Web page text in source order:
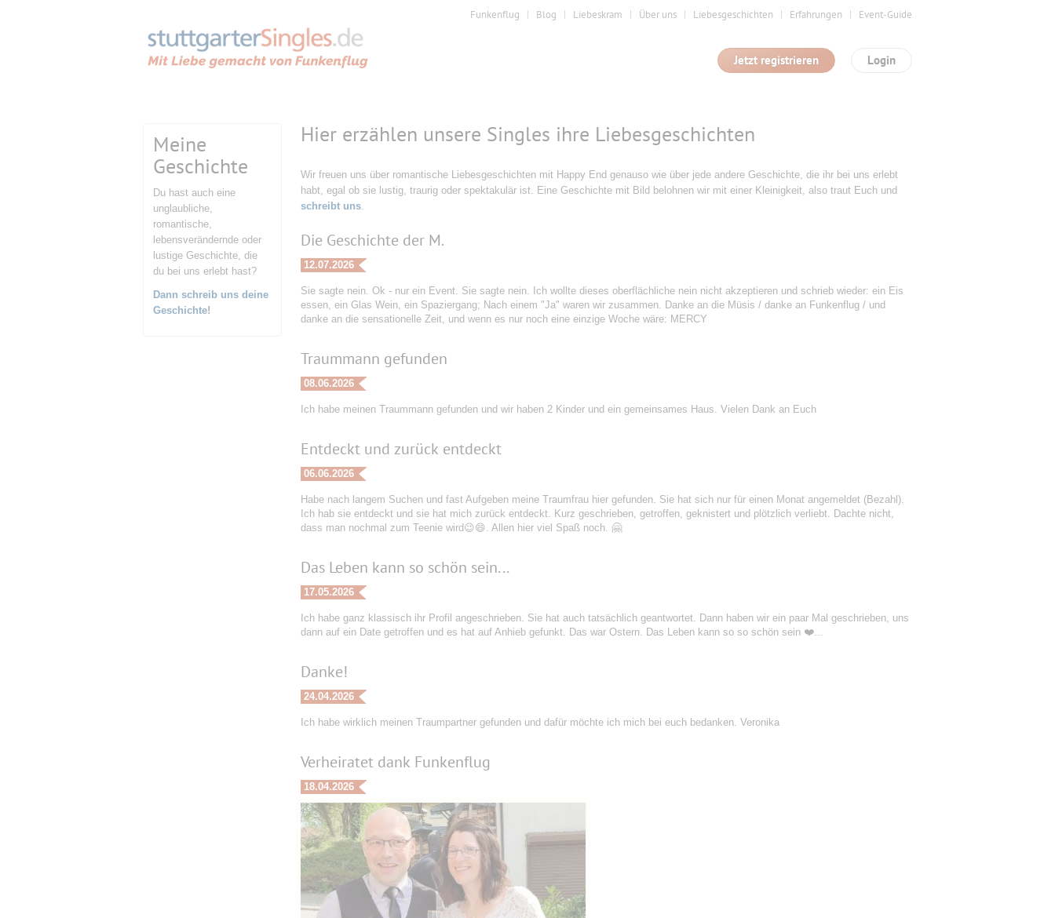
Funkenflug Blog Liebeskram Über uns Liebesgeschichten Erfahrungen Event-Guide
Login
Jetzt registrieren
Meine
Geschichte
Du hast auch eine
unglaubliche,
romantische,
lebensverändernde oder
lustige Geschichte, die
du bei uns erlebt hast?
Dann schreib uns deine
Geschichte!
Hier erzählen unsere Singles ihre Liebesgeschichten
Wir freuen uns über romantische Liebesgeschichten mit Happy End genauso wie über jede andere Geschichte, die ihr bei uns erlebt
habt, egal ob sie lustig, traurig oder spektakulär ist. Eine Geschichte mit Bild belohnen wir mit einer Kleinigkeit, also traut Euch und
schreibt uns.
Die Geschichte der M.
12.07.2026
Sie sagte nein. Ok - nur ein Event. Sie sagte nein. Ich wollte dieses oberflächliche nein nicht akzeptieren und schrieb wieder: ein Eis
essen, ein Glas Wein, ein Spaziergang; Nach einem "Ja" waren wir zusammen. Danke an die Müsis / danke an Funkenflug / und
danke an die sensationelle Zeit, und wenn es nur noch eine einzige Woche wäre: MERCY
Traummann gefunden
08.06.2026
Ich habe meinen Traummann gefunden und wir haben 2 Kinder und ein gemeinsames Haus. Vielen Dank an Euch
Entdeckt und zurück entdeckt
06.06.2026
Habe nach langem Suchen und fast Aufgeben meine Traumfrau hier gefunden. Sie hat sich nur für einen Monat angemeldet (Bezahl).
Ich hab sie entdeckt und sie hat mich zurück entdeckt. Kurz geschrieben, getroffen, geknistert und plötzlich verliebt. Dachte nicht,
dass man nochmal zum Teenie wird😉😄. Allen hier viel Spaß noch. 🤗
Das Leben kann so schön sein...
17.05.2026
Ich habe ganz klassisch ihr Profil angeschrieben. Sie hat auch tatsächlich geantwortet. Dann haben wir ein paar Mal geschrieben, uns
dann auf ein Date getroffen und es hat auf Anhieb gefunkt. Das war Ostern. Das Leben kann so so schön sein ❤️...
Danke!
24.04.2026
Ich habe wirklich meinen Traumpartner gefunden und dafür möchte ich mich bei euch bedanken. Veronika
Verheiratet dank Funkenflug
18.04.2026